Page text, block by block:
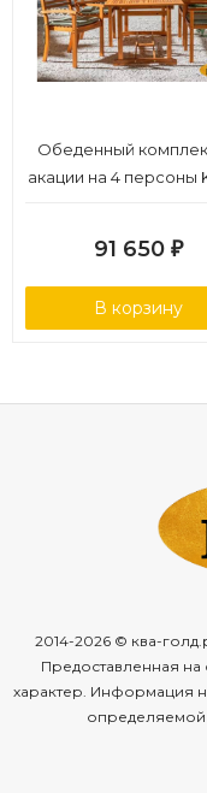
Обеденный
акации на 4 персоны
91 650 ₽
В корзину
2014-2026 © ква-
Предоставленная
характер. Информация
определяемой